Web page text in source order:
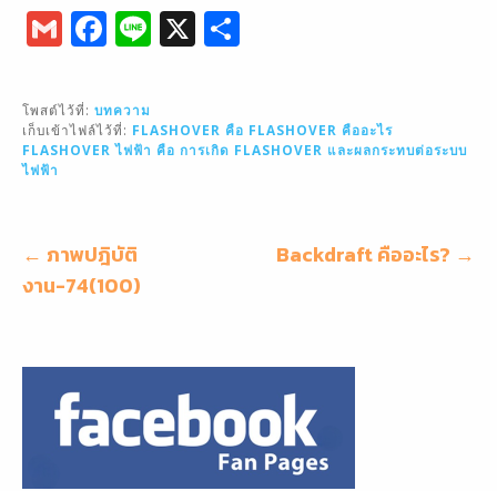
G
m
ai
l
F
a
c
e
b
o
k
Li
n
X
e
โพสต์ไว้ที่: บทความ
เก็บเข้าไฟล์ไว้ที่: FLASHOVER คือ FLASHOVER คืออะไร
FLASHOVER ไฟฟ้า คือ การเกิด FLASHOVER และผลกระทบต่อระบบ
ไฟฟ้า
แนะแนว
เรื่อง
← ภาพปฎิบัติ
งาน-74(100)
Backdraft คืออะไร? →